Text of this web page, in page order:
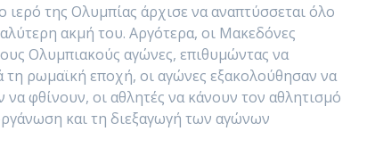
της Ολυμπίας άρχισε να αναπτύσσεται όλο
ακμή του. Αργότερα, οι Μακεδόνες
Ολυμπιακούς αγώνες, επιθυμώντας να
ρωμαϊκή εποχή, οι αγώνες εξακολούθησαν να
να φθίνουν, οι αθλητές να κάνουν τον αθλητισμό
και τη διεξαγωγή των αγώνων